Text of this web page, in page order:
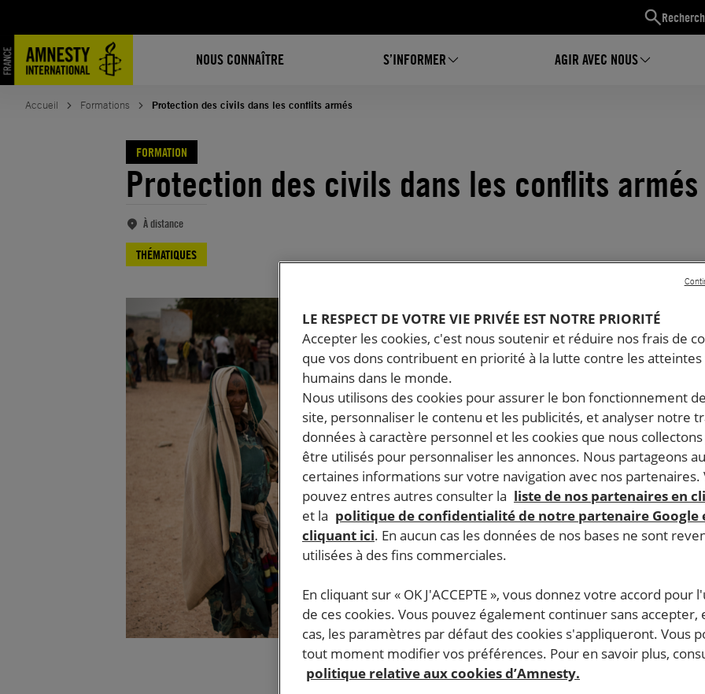
NOUS CONNAÎTRE S’INFORMER AGIR AVEC NOUS
contenu
Accueil Formations Protection des civils dans les conflits armés
FORMATION
Protection des civils dans les conflits armés
À distance
THÉMATIQUES
LE RESPECT DE VOTRE VIE PRIVÉE EST NOTRE PRIORITÉ
Accepter les cookies, c'est nous soutenir et réduire nos frais de
que vos dons contribuent en priorité à la lutte contre les
humains dans le monde.
Nous utilisons des cookies pour assurer le bon fonctionnement
site, personnaliser le contenu et les publicités, et analyser notre
données à caractère personnel et les cookies que nous
être utilisés pour personnaliser les annonces. Nous partageons
certaines informations sur votre navigation avec nos partenaires.
pouvez entres autres consulter la liste de nos partenaires en
et la politique de confidentialité de notre partenaire Google
cliquant ici. En aucun cas les données de nos bases ne sont
utilisées à des fins commerciales.
En cliquant sur « OK J'ACCEPTE », vous donnez votre accord pour
de ces cookies. Vous pouvez également continuer sans accepter,
cas, les paramètres par défaut des cookies s'appliqueront. Vous
tout moment modifier vos préférences. Pour en savoir plus,
politique relative aux cookies d’Amnesty.